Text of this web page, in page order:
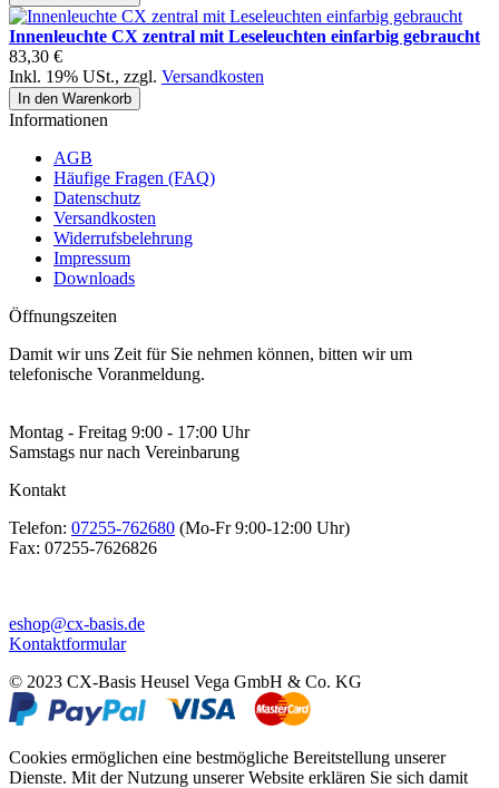
Innenleuchte CX zentral mit Leseleuchten einfarbig gebraucht
83,30 €
Inkl. 19% USt., zzgl. Versandkosten
In den Warenkorb
Informationen
AGB
Häufige Fragen (FAQ)
Datenschutz
Versandkosten
Widerrufsbelehrung
Impressum
Downloads
Öffnungszeiten
Damit wir uns Zeit für Sie nehmen können, bitten wir um
telefonische Voranmeldung.
Montag - Freitag 9:00 - 17:00 Uhr
Samstags nur nach Vereinbarung
Kontakt
Telefon: 07255-762680 (Mo-Fr 9:00-12:00 Uhr)
Fax: 07255-7626826
eshop@cx-basis.de
Kontaktformular
© 2023 CX-Basis Heusel Vega GmbH & Co. KG
Cookies ermöglichen eine bestmögliche Bereitstellung unserer
Dienste. Mit der Nutzung unserer Website erklären Sie sich damit